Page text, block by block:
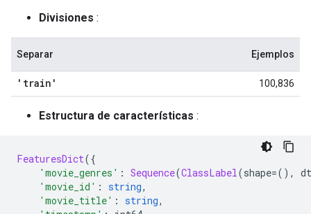
Divisiones :
Separar Ejemplos
'train' 100,836
Estructura de características :
FeaturesDict({
'movie_genres' : Sequence(ClassLabel(shape=(),
'movie_id' : string,
'movie_title' : string,